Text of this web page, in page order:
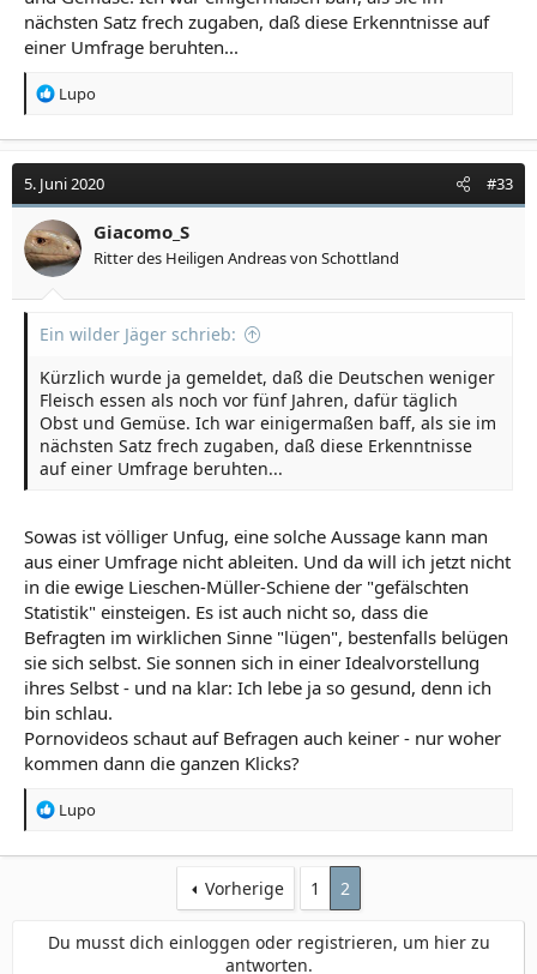
nächsten Satz frech zugaben, daß diese Erkenntnisse auf
einer Umfrage beruhten...
R
a
t
i
o
n
e
Lupo
5. Juni 2020 #33
Giacomo_S
Ritter des Heiligen Andreas von Schottland
Ein wilder Jäger schrieb:
Kürzlich wurde ja gemeldet, daß die Deutschen weniger
Fleisch essen als noch vor fünf Jahren, dafür täglich
Obst und Gemüse. Ich war einigermaßen baff, als sie im
nächsten Satz frech zugaben, daß diese Erkenntnisse
auf einer Umfrage beruhten...
Sowas ist völliger Unfug, eine solche Aussage kann man
aus einer Umfrage nicht ableiten. Und da will ich jetzt nicht
in die ewige Lieschen-Müller-Schiene der "gefälschten
Statistik" einsteigen. Es ist auch nicht so, dass die
Befragten im wirklichen Sinne "lügen", bestenfalls belügen
sie sich selbst. Sie sonnen sich in einer Idealvorstellung
ihres Selbst - und na klar: Ich lebe ja so gesund, denn ich
bin schlau.
Pornovideos schaut auf Befragen auch keiner - nur woher
kommen dann die ganzen Klicks?
R
a
o
Lupo
Vorherige 1 2
Du musst dich einloggen oder registrieren, um hier zu
antworten.